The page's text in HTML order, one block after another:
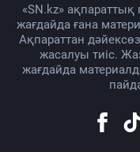
«SN.kz» ақпараттық
жағдайда ғана
Ақпараттан
жасалуы тиіс.
жағдайда